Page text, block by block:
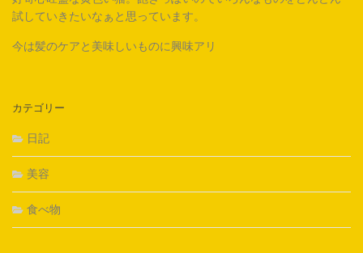
試していきたいなぁと思っています。
今は髪のケアと美味しいものに興味アリ
カテゴリー
日記
美容
食べ物